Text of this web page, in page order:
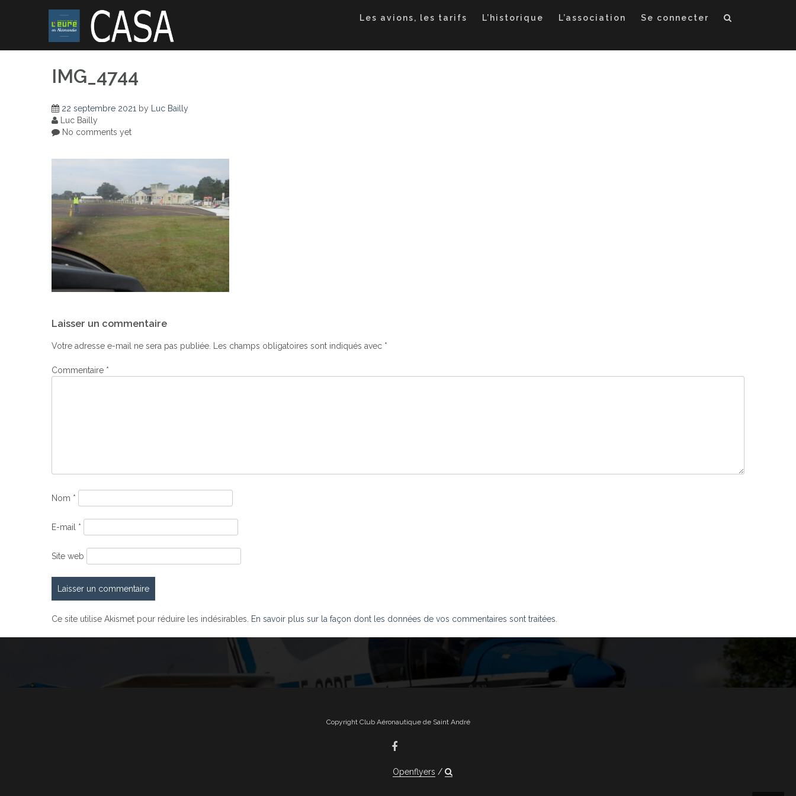
Les avions, les tarifs L’historique L’association Se connecter
IMG_4744
22 septembre 2021 by
Luc Bailly
Luc Bailly
No comments yet
de
l’article
Laisser un commentaire
Votre adresse e-mail ne sera pas publiée. Les champs obligatoires sont indiqués avec *
Commentaire *
Nom *
E-mail *
Site web
Ce site utilise Akismet pour réduire les indésirables. En savoir plus sur la façon dont les données de vos commentaires sont traitées.
Copyright Club Aéronautique de Saint André
Openflyers